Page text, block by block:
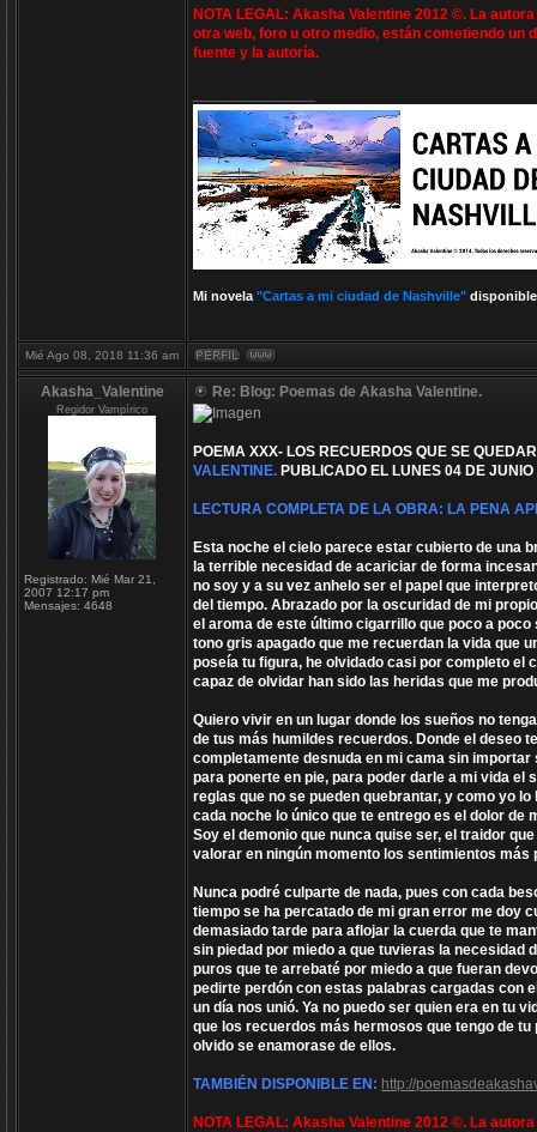
NOTA LEGAL: Akasha Valentine 2012 ©. La
otra web, foro u otro medio, están cometiendo un
fuente y la autoría.
Mi novela "Cartas a mi ciudad de Nashville" disponible
Mié Ago 08, 2018 11:36 am
Akasha_Valentine
Regidor Vampírico
Registrado: Mié Mar 21,
2007 12:17 pm
Mensajes: 4648
Re: Blog: Poemas de Akasha Valentine.
POEMA XXX- LOS RECUERDOS QUE SE
VALENTINE. PUBLICADO EL LUNES 04 DE
LECTURA COMPLETA DE LA OBRA: LA PENA
Esta noche el cielo parece estar cubierto de una
la terrible necesidad de acariciar de forma
no soy y a su vez anhelo ser el papel que
del tiempo. Abrazado por la oscuridad de mi
el aroma de este último cigarrillo que poco a
tono gris apagado que me recuerdan la vida que
poseía tu figura, he olvidado casi por completo el
capaz de olvidar han sido las heridas que me
Quiero vivir en un lugar donde los sueños no
de tus más humildes recuerdos. Donde el deseo
completamente desnuda en mi cama sin
para ponerte en pie, para poder darle a mi vida
reglas que no se pueden quebrantar, y como yo
cada noche lo único que te entrego es el dolor
Soy el demonio que nunca quise ser, el traidor
valorar en ningún momento los sentimientos
Nunca podré culparte de nada, pues con cada
tiempo se ha percatado de mi gran error me doy
demasiado tarde para aflojar la cuerda que te
sin piedad por miedo a que tuvieras la necesidad
puros que te arrebaté por miedo a que fueran
pedirte perdón con estas palabras cargadas con
un día nos unió. Ya no puedo ser quien era en tu
que los recuerdos más hermosos que tengo de
olvido se enamorase de ellos.
TAMBIÉN DISPONIBLE EN: http://
NOTA LEGAL: Akasha Valentine 2012 ©. La